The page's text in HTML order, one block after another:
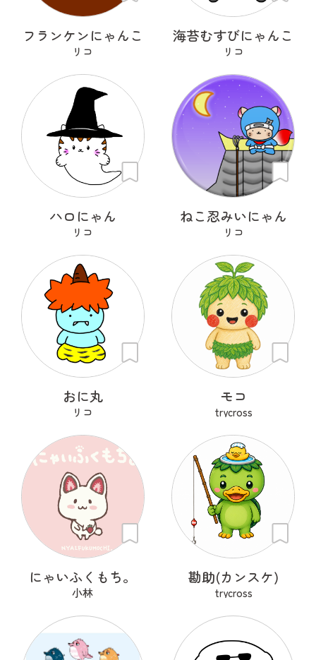
フランケンにゃんこ
リコ
海苔むすびにゃんこ
リコ
ハロにゃん
リコ
ねこ忍みいにゃん
リコ
おに丸
リコ
モコ
trycross
にゃいふくもち。
小林
勘助(カンスケ)
trycross